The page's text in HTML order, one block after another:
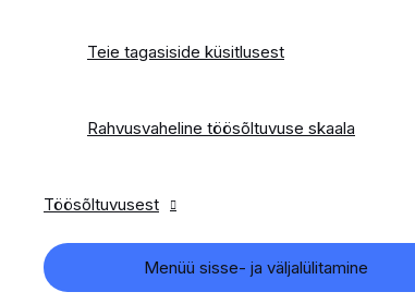
Teie tagasiside küsitlusest
Rahvusvaheline töösõltuvuse skaala
Töösõltuvusest
Menüü sisse- ja väljalülitamine